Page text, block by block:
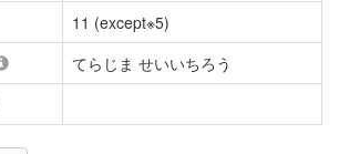
11 (except※5)
てらじま せいいちろう